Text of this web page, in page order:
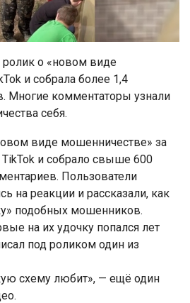
о «новом виде
и собрала более 1,4
Многие комментаторы узнали
себя.
виде мошенничестве» за
TikTok и собрало свыше 600
Пользователи
на реакции и рассказали, как
подобных мошенников.
на их удочку попался лет
под роликом один из
схему любит», — ещё один